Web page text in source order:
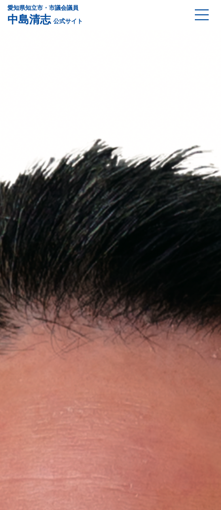
愛知県知立市・市議会議員
中島清志 公式サイト